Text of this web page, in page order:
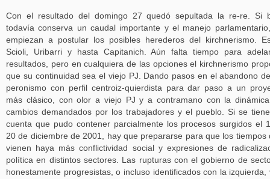
Con el resultado del domingo 27 quedó sepultada la re-re. Si
todavía conserva un caudal importante y el manejo
empiezan a postular los posibles herederos del kirchnerismo.
Scioli, Uribarri y hasta Capitanich. Aún falta tiempo para
resultados, pero en cualquiera de las opciones el kirchnerismo
que su continuidad sea el viejo PJ. Dando pasos en el abandono
peronismo con perfil centroiz-quierdista para dar paso a un
más clásico, con olor a viejo PJ y a contramano con la
cambios demandados por los trabajadores y el pueblo. Si se
cuenta que pudo contener parcialmente los procesos surgidos el
20 de diciembre de 2001, hay que prepararse para que los tiempos
vienen haya más conflictividad social y expresiones de
política en distintos sectores. Las rupturas con el gobierno de
honestamente progresistas, o incluso identificados con la izquierda,